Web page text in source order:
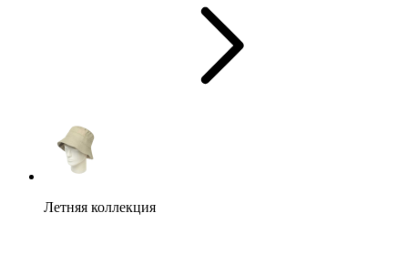
Летняя коллекция